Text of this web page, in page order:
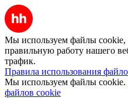
Мы используем файлы cookie,
правильную работу нашего
трафик.
Правила использования
Мы используем файлы cookie.
файлов cookie